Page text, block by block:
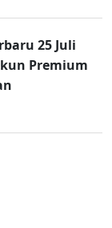
25 Juli
Premium